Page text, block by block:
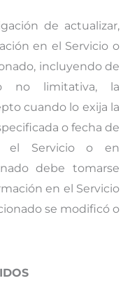
de actualizar,
en el Servicio o
incluyendo de
no limitativa, la
cuando lo exija la
o fecha de
el Servicio o en
debe tomarse
en el Servicio
se modificó o